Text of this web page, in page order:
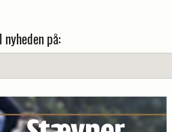
nyheden på: